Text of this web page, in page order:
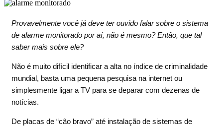
Provavelmente você já deve ter ouvido falar sobre o sistema
de alarme monitorado por aí, não é mesmo? Então, que tal
saber mais sobre ele?
Não é muito difícil identificar a alta no índice de criminalidade
mundial, basta uma pequena pesquisa na internet ou
simplesmente ligar a TV para se deparar com dezenas de
notícias.
De placas de “cão bravo” até instalação de sistemas de